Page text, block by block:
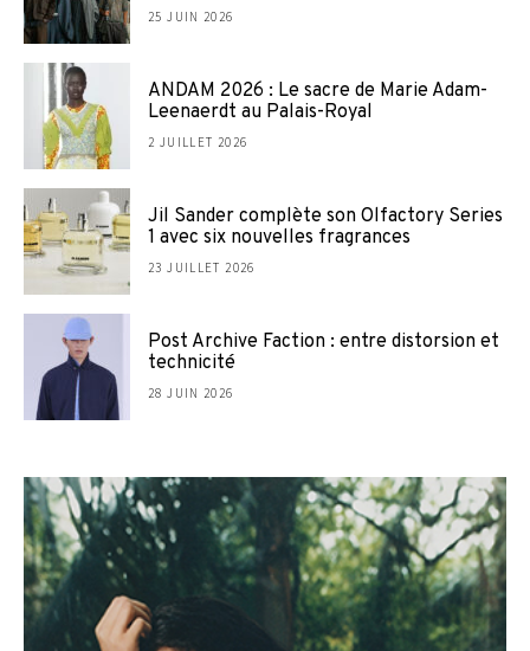
25 JUIN 2026
ANDAM 2026 : Le sacre de Marie Adam-
Leenaerdt au Palais-Royal
2 JUILLET 2026
Jil Sander complète son Olfactory Series
1 avec six nouvelles fragrances
23 JUILLET 2026
Post Archive Faction : entre distorsion et
technicité
28 JUIN 2026